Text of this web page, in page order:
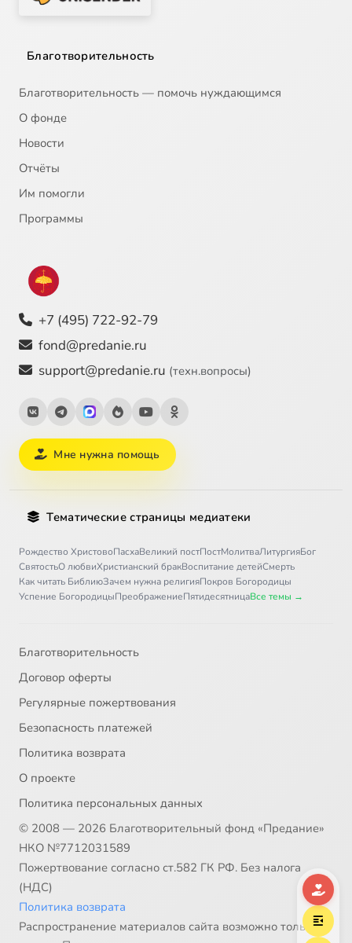
Благотворительность
Благотворительность — помочь нуждающимся
О фонде
Новости
Отчёты
Им помогли
Программы
+7 (495) 722-92-79
fond@predanie.ru
support@predanie.ru (техн.вопросы)
Мне нужна помощь
Тематические страницы медиатеки
Рождество ХристовоПасхаВеликий постПостМолитваЛитургияБог
СвятостьО любвиХристианский бракВоспитание детейСмерть
Как читать БиблиюЗачем нужна религияПокров Богородицы
Успение БогородицыПреображениеПятидесятницаВсе темы →
Благотворительность
Договор оферты
Регулярные пожертвования
Безопасность платежей
Политика возврата
О проекте
Политика персональных данных
© 2008 — 2026 Благотворительный фонд «Предание»
НКО №7712031589
Пожертвование согласно ст.582 ГК РФ. Без налога
(НДС)
Политика возврата
Распространение материалов сайта возможно только в